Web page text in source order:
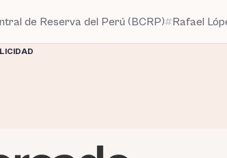
de Reserva del Perú (BCRP) Rafael